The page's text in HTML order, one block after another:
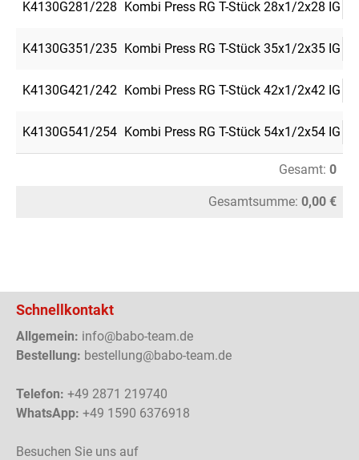
K4130G281/228 Kombi Press RG T-Stück 28x1/2x28 IG
K4130G351/235 Kombi Press RG T-Stück 35x1/2x35 IG
K4130G421/242 Kombi Press RG T-Stück 42x1/2x42 IG
K4130G541/254 Kombi Press RG T-Stück 54x1/2x54 IG
Gesamt: 0
Gesamtsumme: 0,00 €
Schnellkontakt
Allgemein: info@babo-team.de
Bestellung: bestellung@babo-team.de
Telefon: +49 2871 219740
WhatsApp: +49 1590 6376918
Besuchen Sie uns auf